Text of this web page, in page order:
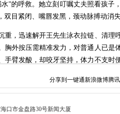
”的呼救。她立刻叮嘱丈夫照看孩子
目紧闭、嘴唇发黑，颈动脉搏动消失
，迅速解开王先生泳衣拉链、清理
胸外按压需精准发力，对普通人已是
手臂发酸，却咬牙坚持，体力不支时
物，颈动脉搏动恢复、自主呼吸平
分享到 一键通新浪微博腾